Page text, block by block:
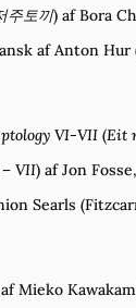
주토끼) af Bora
af Anton Hur
VI-VII(Eit
VII) af Jon
Searls
Mieko